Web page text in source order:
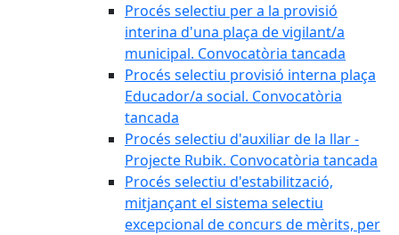
Procés selectiu per a la provisió
interina d'una plaça de vigilant/a
municipal. Convocatòria tancada
Procés selectiu provisió interna plaça
Educador/a social. Convocatòria
tancada
Procés selectiu d'auxiliar de la llar -
Projecte Rubik. Convocatòria tancada
Procés selectiu d'estabilització,
mitjançant el sistema selectiu
excepcional de concurs de mèrits, per